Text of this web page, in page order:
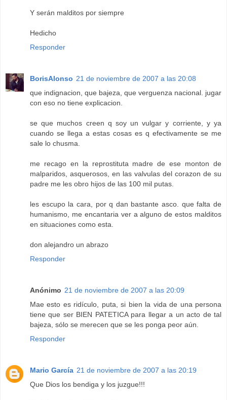
Y serán malditos por siempre
Hedicho
Responder
BorisAlonso 21 de noviembre de 2007 a las 20:08
que indignacion, que bajeza, que verguenza nacional. jugar
con eso no tiene explicacion.
se que muchos creen q soy un vulgar y corriente, y ya
cuando se llega a estas cosas es q efectivamente se me
sale lo chusma.
me recago en la reprostituta madre de ese monton de
malparidos, asquerosos, en las valvulas del corazon de su
padre me les obro hijos de las 100 mil putas.
les escupo la cara, por q dan bastante asco. que falta de
humanismo, me encantaria ver a alguno de estos malditos
en situaciones como esta.
don alejandro un abrazo
Responder
Anónimo 21 de noviembre de 2007 a las 20:09
Mae esto es ridículo, puta, si bien la vida de una persona
tiene que ser BIEN PATETICA para llegar a un acto de tal
bajeza, sólo se merecen que se les ponga peor aún.
Responder
Mario García 21 de noviembre de 2007 a las 20:19
Que Dios los bendiga y los juzgue!!!